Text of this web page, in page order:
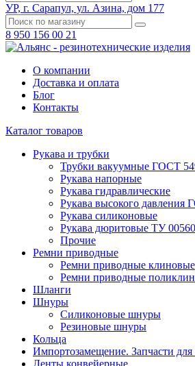
УР, г. Сарапул, ул. Азина, дом 177
8 950 156 00 21
О компании
Доставка и оплата
Блог
Контакты
Каталог товаров
Рукава и трубки
Трубки вакуумные ГОСТ
Рукава напорные
Рукава гидравлические
Рукава высокого давления
Рукава силиконовые
Рукава дюритовые ТУ
Прочие
Ремни приводные
Ремни приводные клиновые
Ремни приводные
Шланги
Шнуры
Силиконовые шнуры
Резиновые шнуры
Кольца
Импортозамещение. Запчасти для
Ленты конвейерные